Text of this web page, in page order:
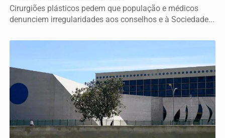
Cirurgiões plásticos pedem que população e médicos
denunciem irregularidades aos conselhos e à Sociedade...